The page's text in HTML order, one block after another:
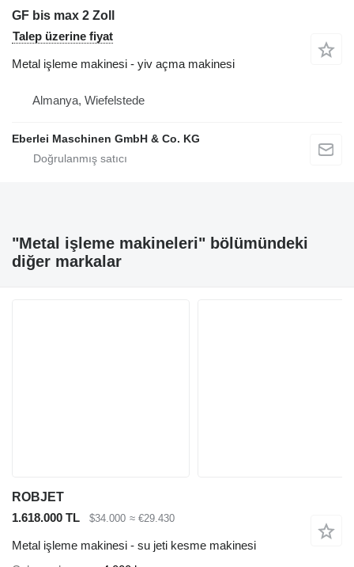
GF bis max 2 Zoll
Talep üzerine fiyat
Metal işleme makinesi - yiv açma makinesi
Almanya, Wiefelstede
Eberlei Maschinen GmbH & Co. KG
"Metal işleme makineleri" bölümündeki
diğer markalar
ROBJET
1.618.000 TL
$34.000 ≈ €29.430
Metal işleme makinesi - su jeti kesme makinesi